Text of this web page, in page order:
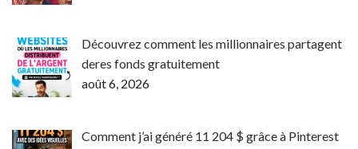
Découvrez comment les millionnaires partagent
deres fonds gratuitement
août 6, 2026
Comment j’ai généré 11 204 $ grâce à Pinterest